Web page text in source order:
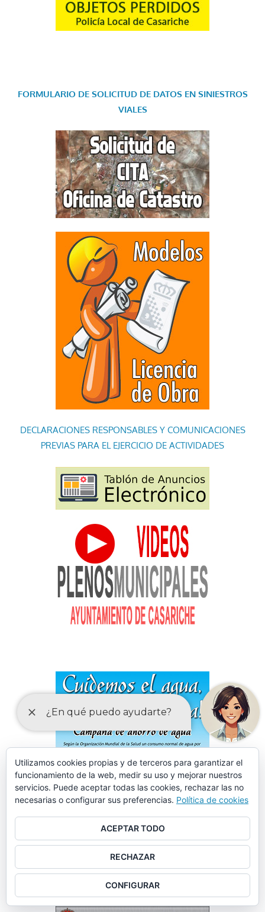
FORMULARIO DE SOLICITUD DE DATOS EN SINIESTROS
VIALES
DECLARACIONES RESPONSABLES Y COMUNICACIONES
PREVIAS PARA EL EJERCICIO DE ACTIVIDADES
Utilizamos cookies propias y de terceros para garantizar el
funcionamiento de la web, medir su uso y mejorar nuestros
servicios. Puede aceptar todas las cookies, rechazar las no
necesarias o configurar sus preferencias. Política de cookies
ACEPTAR TODO
RECHAZAR
CONFIGURAR